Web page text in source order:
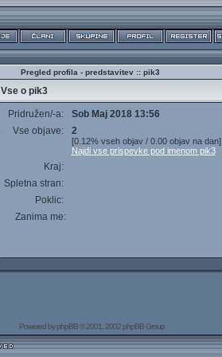
Pregled profila - predstavitev :: pik3
Vse o pik3
Pridružen/-a:
Sob Maj 2018 13:56
Vse objave:
2
[0.12% vseh objav / 0.00 objav na dan]
Najdi vse prispevke pod imenom pik3
Kraj:
Spletna stran:
Poklic:
Zanima me:
Powered byphpBB© 2001, 2002 phpBB Group